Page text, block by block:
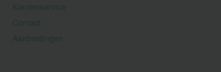
Klantenservice
Contact
Aanbiedingen